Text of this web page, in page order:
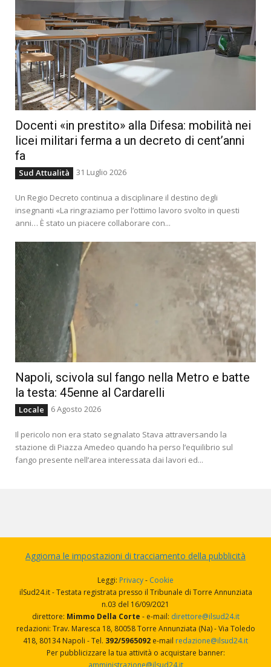
Docenti «in prestito» alla Difesa: mobilità nei
licei militari ferma a un decreto di cent’anni
fa
Sud Attualità 31 Luglio 2026
Un Regio Decreto continua a disciplinare il destino degli
insegnanti «La ringraziamo per l’ottimo lavoro svolto in questi
anni… È stato un piacere collaborare con...
Napoli, scivola sul fango nella Metro e batte
la testa: 45enne al Cardarelli
Locale 6 Agosto 2026
Il pericolo non era stato segnalato Stava attraversando la
stazione di Piazza Amedeo quando ha perso l’equilibrio sul
fango presente nell’area interessata dai lavori ed...
Aggiorna le impostazioni di tracciamento della pubblicità
Leggi: Privacy- Cookie
ilSud24.it - Testata registrata presso il Tribunale di Torre Annunziata
n.03 del 16/09/2021
direttore: Mimmo Della Corte - e-mail: direttore@ilsud24.it
redazioni: Trav. Maresca 18, 80058 Torre Annunziata (Na) - Via Toledo
418, 80134 Napoli - Tel. 392/5965092 e-mail redazione@ilsud24.it
Per pubblicizzare la tua attività o acquistare banner:
amministrazione@ilsud24.it